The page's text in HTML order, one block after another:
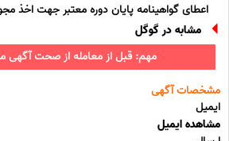
اعطای گواهینامه پایان دوره معتبر جهت اخذ
مشابه در گوگل
مهم: قبل از معامله از صحت آگهی
مشخصات آگهی
ایمیل
مشاهده ایمیل